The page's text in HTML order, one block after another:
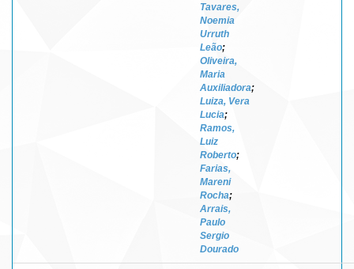
Tavares,
Noemia
Urruth
Leão;
Oliveira,
Maria
Auxiliadora;
Luiza, Vera
Lucia;
Ramos,
Luiz
Roberto;
Farias,
Mareni
Rocha;
Arrais,
Paulo
Sergio
Dourado